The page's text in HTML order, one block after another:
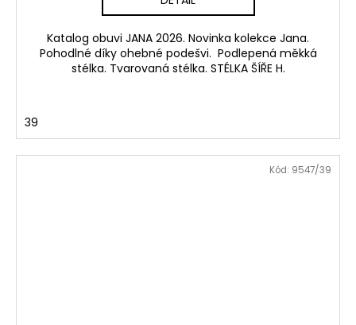
Katalog obuvi JANA 2026. Novinka kolekce Jana.
Pohodlné díky ohebné podešvi. Podlepená měkká
stélka. Tvarovaná stélka. STÉLKA ŠÍŘE H.
39
Kód: 9547/39